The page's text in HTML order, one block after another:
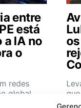
entre
está
IA no
o
redes
global